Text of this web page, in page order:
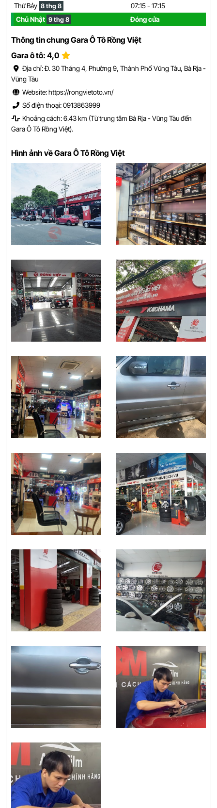
Thứ Bảy 8 thg 8
07:15 - 17:15
Chủ Nhật 9 thg 8 Đóng cửa
Thông tin chung Gara Ô Tô Rồng Việt
Gara ô tô: 4,0
Địa chỉ: Đ. 30 Tháng 4, Phường 9, Thành Phố Vũng Tàu, Bà Rịa -
Vũng Tàu
Website: https://rongvietoto.vn/
Số điện thoại: 0913863999
Khoảng cách: 6.43 km (Từ trung tâm Bà Rịa - Vũng Tàu đến
Gara Ô Tô Rồng Việt).
Hình ảnh về Gara Ô Tô Rồng Việt